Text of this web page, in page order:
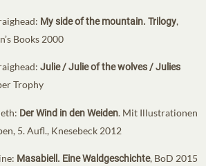
My side of the mountain. Trilogy,
Books 2000
Julie / Julie of the wolves / Julies
Trophy
Der Wind in den Weiden. Mit Illustrationen
5. Aufl., Knesebeck 2012
Masabiell. Eine Waldgeschichte, BoD 2015